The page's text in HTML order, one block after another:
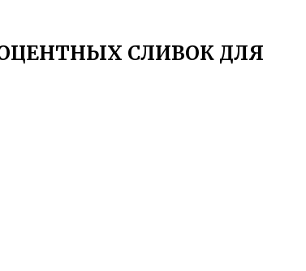
СЛИВОК ДЛЯ